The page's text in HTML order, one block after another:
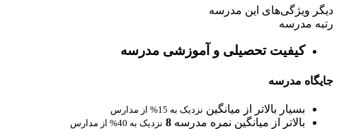
دیگر ویژگی‌های این مدرسه
رتبه مدرسه
کیفیت تحصیلی و آموزشی مدرسه
جایگاه مدرسه
بسیار بالاتر از میانگین نزدیک به 15% از مدارس
بالاتر از میانگین نمره مدرسه 8 نزدیک به 40% از مدارس